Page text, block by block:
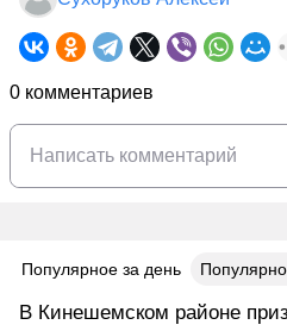
0 комментариев
Популярное за день
В Кинешемском районе